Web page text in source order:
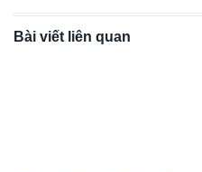
Bài viết liên quan